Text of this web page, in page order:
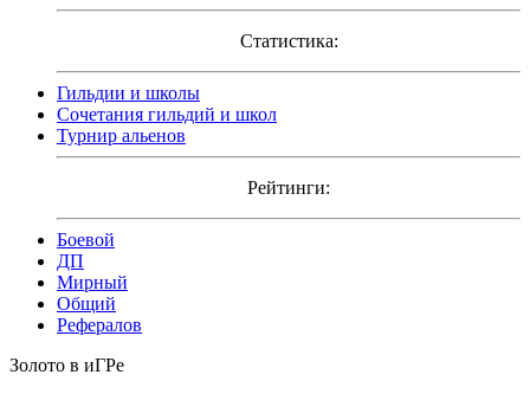
Статистика:
Гильдии и школы
Сочетания гильдий и школ
Турнир альенов
Рейтинги:
Боевой
ДП
Мирный
Общий
Рефералов
Золото в иГРе